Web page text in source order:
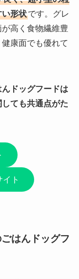
形状です。グレ
高く食物繊維豊
康面でも優れて
ドッグフードは
ても共通点がた
ト
はんドッグフ